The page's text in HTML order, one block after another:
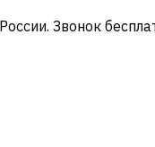
Звонок